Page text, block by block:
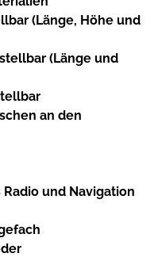
(Länge, Höhe und
(Länge und
an den
Radio und Navigation